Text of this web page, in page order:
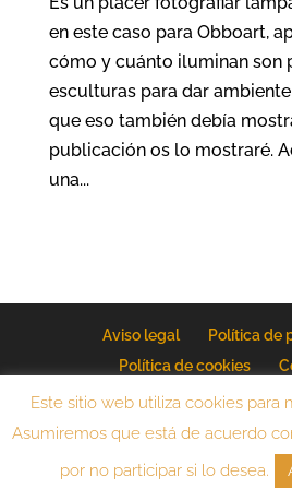
en este caso para Obboart,
cómo y cuánto iluminan son
esculturas para dar
que eso también debía
publicación os lo mostraré.
una...
Aviso legal
Política de
Política de cookies
Mi equipo
Este sitio web utiliza cookies para
Asumiremos que está de acuerdo
por no participar si lo desea.